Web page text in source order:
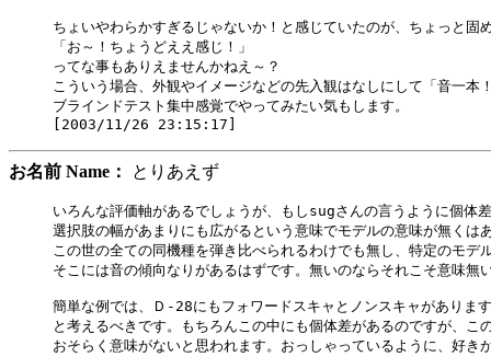
ちょいやわらかすぎるじゃないか！と感じていたのが、ちょっと固
「お～！ちょうどええ感じ！」
ってな事もありえませんかねえ～？
こういう場合、外観やイメージなどの先入観はなしにして「音一本
ブラインドテスト集中感覚でやってみたい気もします。
お名前 Name： とりあえず
いろんな評価軸があるでしょうが、もしsugさんの言うように個体
選択肢の幅があまりにも広がるという意味でモデルの意味が無くは
この世の全ての同機種を弾き比べられるわけでも無し、特定のモデ
そこには音の傾向なりがあるはずです。無いのならそれこそ意味無
簡単な例では、Ｄ-28にもフォワードスキャとノンスキャがありま
と考えるべきです。もちろんこの中にも個体差があるのですが、こ
おそらく意味がないと思われます。おっしゃっているように、好き